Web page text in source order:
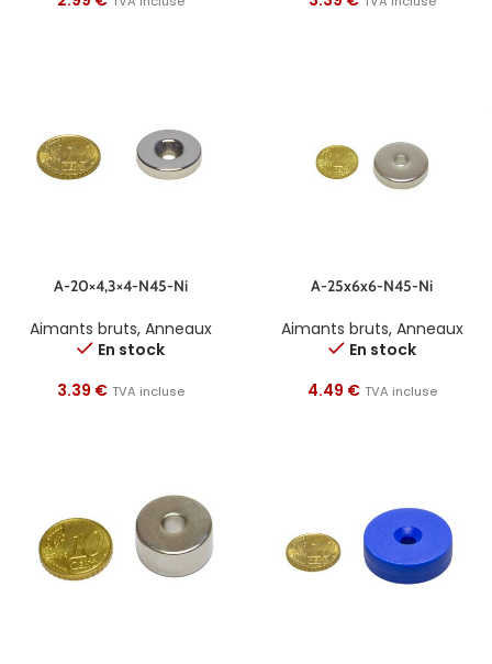
A-20×4,3×4-N45-Ni
Aimants bruts, Anneaux
En stock
3.39 € TVA incluse
A-25x6x6-N45-Ni
Aimants bruts, Anneaux
En stock
4.49 € TVA incluse